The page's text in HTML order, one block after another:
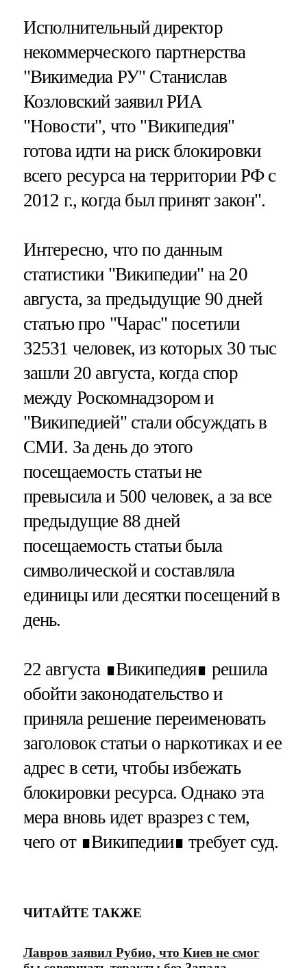
Исполнительный директор
некоммерческого партнерства
"Викимедиа РУ" Станислав
Козловский заявил РИА
"Новости", что "Википедия"
готова идти на риск блокировки
всего ресурса на территории РФ с
2012 г., когда был принят закон".
Интересно, что по данным
статистики "Википедии" на 20
августа, за предыдущие 90 дней
статью про "Чарас" посетили
32531 человек, из которых 30 тыс
зашли 20 августа, когда спор
между Роскомнадзором и
"Википедией" стали обсуждать в
СМИ. За день до этого
посещаемость статьи не
превысила и 500 человек, а за все
предыдущие 88 дней
посещаемость статьи была
символической и составляла
единицы или десятки посещений в
день.
22 августа ∎Википедия∎ решила
обойти законодательство и
приняла решение переименовать
заголовок статьи о наркотиках и ее
адрес в сети, чтобы избежать
блокировки ресурса. Однако эта
мера вновь идет вразрез с тем,
чего от ∎Википедии∎ требует суд.
ЧИТАЙТЕ ТАКЖЕ
Лавров заявил Рубио, что Киев не смог